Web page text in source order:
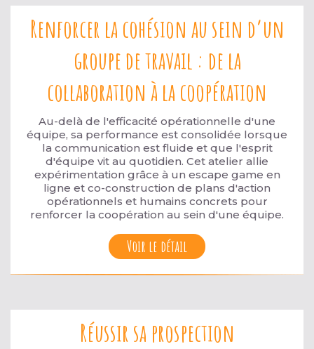
Renforcer la cohésion au sein d’un
groupe de travail : de la
collaboration à la coopération
Au-delà de l'efficacité opérationnelle d'une
équipe, sa performance est consolidée lorsque
la communication est fluide et que l'esprit
d'équipe vit au quotidien. Cet atelier allie
expérimentation grâce à un escape game en
ligne et co-construction de plans d'action
opérationnels et humains concrets pour
renforcer la coopération au sein d'une équipe.
Voir le détail
Réussir sa prospection